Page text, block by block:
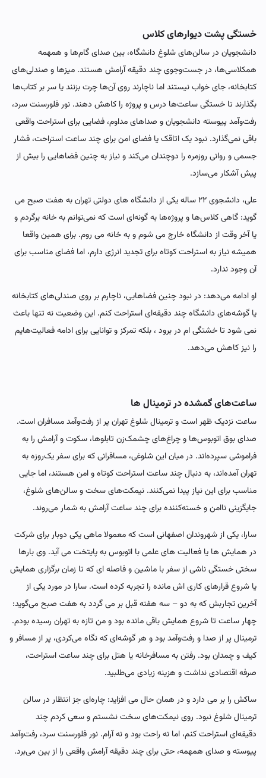
خستگی پشت دیوارهای کلاس
دانشجویان در سالن‌های شلوغ دانشگاه، بین صدای گام‌ها و همهمه
همکلاسی‌ها، در جست‌وجوی چند دقیقه آرامش هستند. میزها و صندلی‌های
کتابخانه، جای خواب نیستند اما ناچارند روی آن‌ها چرت بزنند یا سر بر کتاب‌ها
بگذارند تا خستگی ساعت‌ها درس و پروژه را کاهش دهند. نور فلورسنت سرد،
رفت‌وآمد پیوسته دانشجویان و صداهای مداوم، فضایی برای استراحت واقعی
باقی نمی‌گذارد. نبود یک اتاقک یا فضای امن برای چند ساعت استراحت، فشار
جسمی و روانی روزمره را دوچندان می‌کند و نیاز به چنین فضاهایی را بیش از
پیش آشکار می‌سازد.
علی، دانشجوی ۲۲ ساله یکی از دانشگاه های دولتی تهران به هفت صبح می
گوید: گاهی کلاس‌ها و پروژه‌ها به گونه‌ای است که نمی‌توانم به خانه برگردم و
یا آخر وقت از دانشگاه خارج می شوم و به خانه می روم. برای همین واقعا
همیشه نیاز به استراحت کوتاه برای تجدید انرژی دارم، اما فضای مناسب برای
آن وجود ندارد.
او ادامه می‌دهد: در نبود چنین فضاهایی، ناچارم بر روی صندلی‌های کتابخانه
یا گوشه‌های دانشگاه چند دقیقه‌ای استراحت کنم. این وضعیت نه تنها باعث
نمی شود تا خشتگی ام در برود ، بلکه تمرکز و توانایی برای ادامه فعالیت‌هایم
را نیز کاهش می‌دهد.
ساعت‌های گمشده در ترمینال ها
ساعت نزدیک ظهر است و ترمینال شلوغ تهران پر از رفت‌وآمد مسافران است.
صدای بوق اتوبوس‌ها و چراغ‌های چشمک‌زن تابلوها، سکوت و آرامش را به
فراموشی سپرده‌اند. در میان این شلوغی، مسافرانی که برای سفر یک‌روزه به
تهران آمده‌اند، به دنبال چند ساعت استراحت کوتاه و امن هستند، اما جایی
مناسب برای این نیاز پیدا نمی‌کنند. نیمکت‌های سخت و سالن‌های شلوغ،
جایگزینی ناامن و خسته‌کننده برای چند ساعت آرامش به شمار می‌روند.
سارا، یکی از شهروندان اصفهانی است که معمولا ماهی یکی دوبار برای شرکت
در همایش ها یا فعالیت های علمی با اتوبوس به پایتخت می آید. وی بارها
سختی خستگی ناشی از سفر با ماشین و فاصله ای که تا زمان برگزاری همایش
یا شروع قرارهای کاری اش مانده را تجربه کرده است. سارا در مورد یکی از
آخرین تجاربش که به دو – سه هفته قبل بر می گردد به هفت صبح می‌گوید:
چهار ساعت تا شروع همایش باقی مانده بود و من تازه به تهران رسیده بودم.
ترمینال پر از صدا و رفت‌وآمد بود و هر گوشه‌ای که نگاه می‌کردی، پر از مسافر و
کیف و چمدان بود. رفتن به مسافرخانه یا هتل برای چند ساعت استراحت،
صرفه اقتصادی نداشت و هزینه زیادی می‌طلبید.
ساکش را بر می دارد و در همان حال می افزاید: چاره‌ای جز انتظار در سالن
ترمینال شلوغ نبود. روی نیمکت‌های سخت نشستم و سعی کردم چند
دقیقه‌ای استراحت کنم، اما نه راحت بود و نه آرام. نور فلورسنت سرد، رفت‌وآمد
پیوسته و صدای همهمه، حتی برای چند دقیقه آرامش واقعی را از بین می‌برد.